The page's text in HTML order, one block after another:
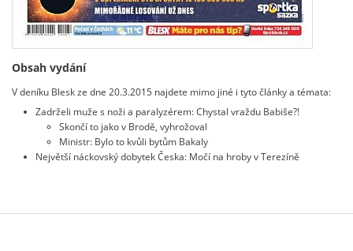
Obsah vydání
V deníku Blesk ze dne 20.3.2015 najdete mimo jiné i tyto články a témata:
Zadrželi muže s noži a paralyzérem: Chystal vraždu Babiše?!
Skončí to jako v Brodě, vyhrožoval
Ministr: Bylo to kvůli bytům Bakaly
Největší náckovský dobytek Česka: Močí na hroby v Terezíně